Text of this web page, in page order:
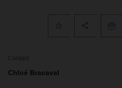
Contact
Chloé Bracaval